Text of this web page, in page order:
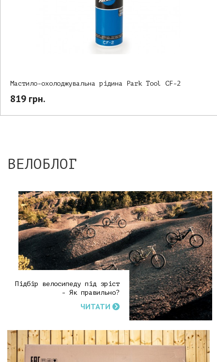
Мастило-охолоджувальна рідина Park Tool CF-2
819 грн.
ВЕЛОБЛОГ
Підбір велосипеду під зріст
- Як правильно?
ЧИТАТИ